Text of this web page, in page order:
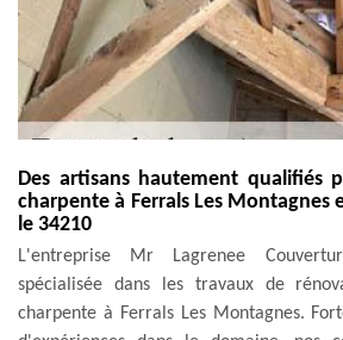
Des artisans hautement qualifiés
charpente à Ferrals Les Montagnes
le 34210
L'entreprise Mr Lagrenee
spécialisée dans les travaux de
charpente à Ferrals Les Montagnes.